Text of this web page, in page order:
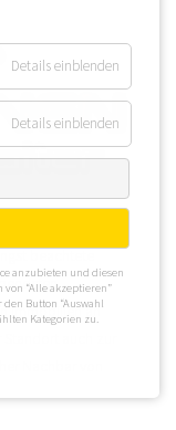
Immobilien an
Nachbar von
Details einblenden
Details einblenden
anzubieten und diesen
“Alle akzeptieren”
Button “Auswahl
Kategorien zu.